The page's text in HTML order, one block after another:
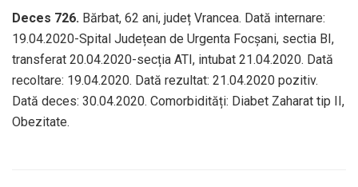
Deces 726. Bărbat, 62 ani, județ Vrancea. Dată internare:
19.04.2020-Spital Județean de Urgenta Focșani, sectia BI,
transferat 20.04.2020-secția ATI, intubat 21.04.2020. Dată
recoltare: 19.04.2020. Dată rezultat: 21.04.2020 pozitiv.
Dată deces: 30.04.2020. Comorbidități: Diabet Zaharat tip II,
Obezitate.